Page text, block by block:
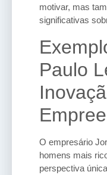
motivar, mas
significativas
Paulo
O empresário
homens mais
perspectiva